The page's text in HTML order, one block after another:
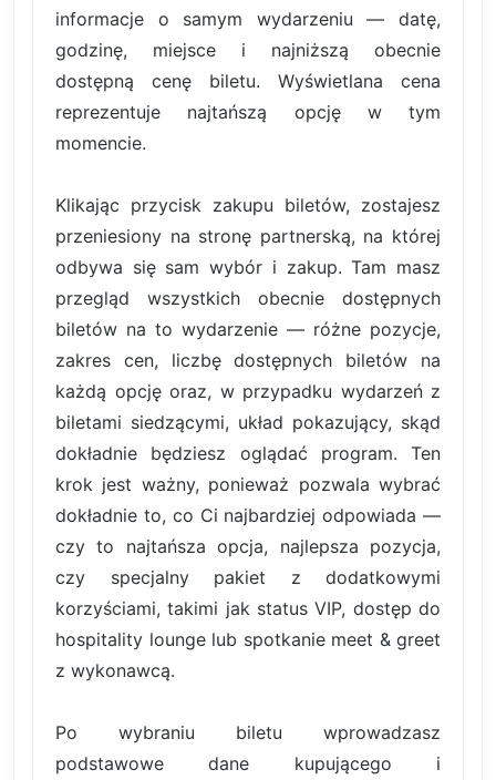
informacje o samym wydarzeniu — datę,
godzinę, miejsce i najniższą obecnie
dostępną cenę biletu. Wyświetlana cena
reprezentuje najtańszą opcję w tym
momencie.
Klikając przycisk zakupu biletów, zostajesz
przeniesiony na stronę partnerską, na której
odbywa się sam wybór i zakup. Tam masz
przegląd wszystkich obecnie dostępnych
biletów na to wydarzenie — różne pozycje,
zakres cen, liczbę dostępnych biletów na
każdą opcję oraz, w przypadku wydarzeń z
biletami siedzącymi, układ pokazujący, skąd
dokładnie będziesz oglądać program. Ten
krok jest ważny, ponieważ pozwala wybrać
dokładnie to, co Ci najbardziej odpowiada —
czy to najtańsza opcja, najlepsza pozycja,
czy specjalny pakiet z dodatkowymi
korzyściami, takimi jak status VIP, dostęp do
hospitality lounge lub spotkanie meet & greet
z wykonawcą.
Po wybraniu biletu wprowadzasz
podstawowe dane kupującego i